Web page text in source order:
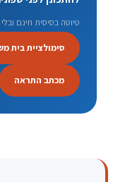
טיוטה בסיסית חינם
סימולציית בית
מכתב התראה